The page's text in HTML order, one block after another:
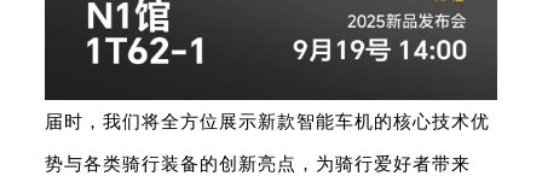
届时，我们将全方位展示新款智能车机的核心技术优
势与各类骑行装备的创新亮点，为骑行爱好者带来